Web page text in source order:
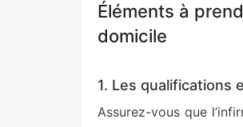
Éléments à
domicile
1. Les qualifications
Assurez-vous que